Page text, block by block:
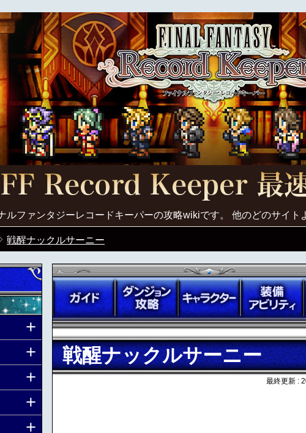
ルファンタジーレコードキーパーの攻略wikiです。 他のどのサイト
戦醒ナックルサーニー
戦醒ナックルサーニー
最終更新 :